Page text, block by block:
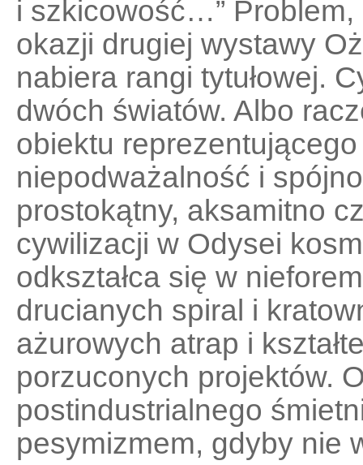
i szkicowość…” Problem,
okazji drugiej wystawy
nabiera rangi tytułowej.
dwóch światów. Albo
obiektu
niepodważalność i
prostokątny, aksamitno
cywilizacji w Odysei
odkształca się w
drucianych spiral i
ażurowych atrap i
porzuconych projektów.
postindustrialnego
pesymizmem, gdyby nie